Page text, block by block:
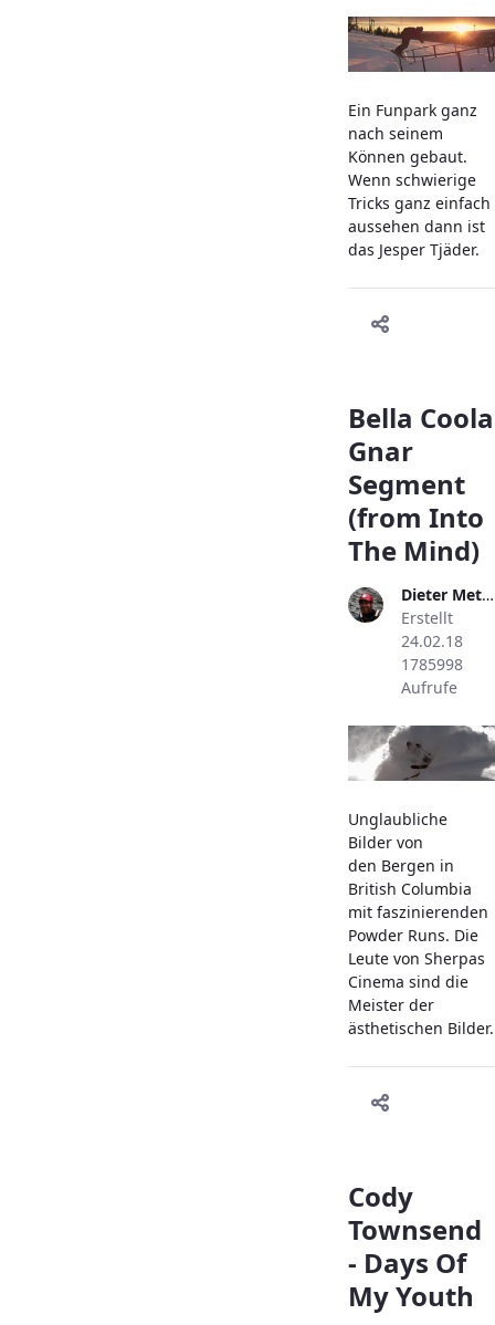
Ein Funpark ganz
nach seinem
Können gebaut.
Wenn schwierige
Tricks ganz einfach
aussehen dann ist
das Jesper Tjäder.
Bella Coola
Gnar
Segment
(from Into
The Mind)
Dieter Metzler
Erstellt
24.02.18
1785998
Aufrufe
Unglaubliche
Bilder von
den Bergen in
British Columbia
mit faszinierenden
Powder Runs. Die
Leute von Sherpas
Cinema sind die
Meister der
ästhetischen Bilder.
Cody
Townsend
- Days Of
My Youth